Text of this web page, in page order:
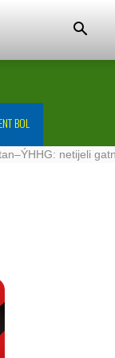
BOL
netijeli gatnaşyklar